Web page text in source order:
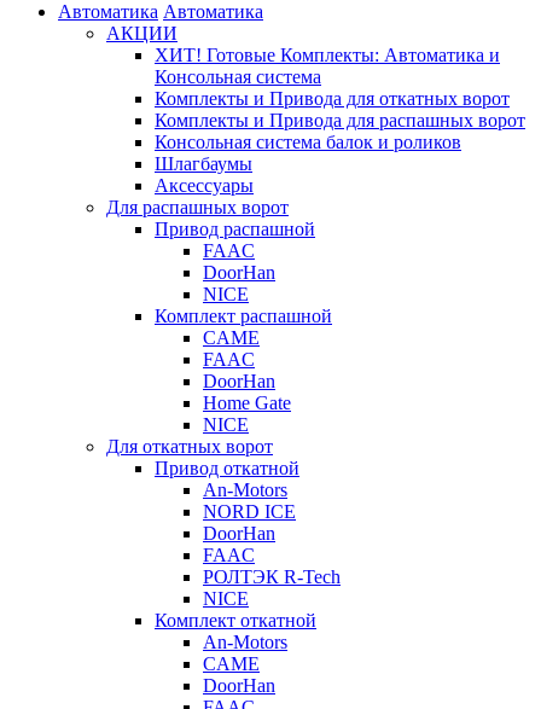
Автоматика Автоматика
АКЦИИ
ХИТ! Готовые Комплекты: Автоматика и
Консольная система
Комплекты и Привода для откатных ворот
Комплекты и Привода для распашных ворот
Консольная система балок и роликов
Шлагбаумы
Аксессуары
Для распашных ворот
Привод распашной
FAAC
DoorHan
NICE
Комплект распашной
CAME
FAAC
DoorHan
Home Gate
NICE
Для откатных ворот
Привод откатной
An-Motors
NORD ICE
DoorHan
FAAC
РОЛТЭК R-Tech
NICE
Комплект откатной
An-Motors
CAME
DoorHan